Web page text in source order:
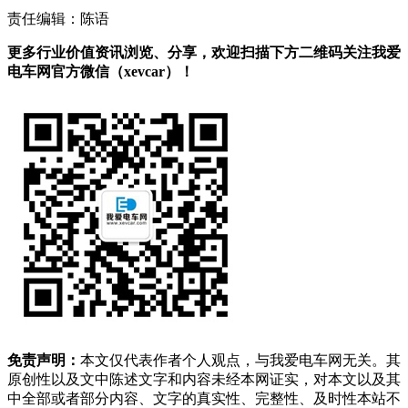
责任编辑：陈语
更多行业价值资讯浏览、分享，欢迎扫描下方二维码关注我爱
电车网官方微信（xevcar）！
免责声明： 本文仅代表作者个人观点，与我爱电车网无关。其
原创性以及文中陈述文字和内容未经本网证实，对本文以及其
中全部或者部分内容、文字的真实性、完整性、及时性本站不